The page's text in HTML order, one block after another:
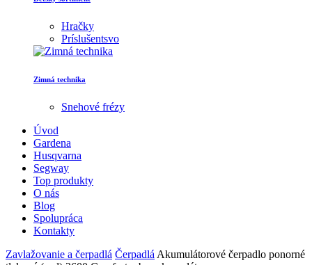
Hračky
Príslušentsvo
Zimná technika
Snehové frézy
Úvod
Gardena
Husqvarna
Segway
Top produkty
O nás
Blog
Spolupráca
Kontakty
Zavlažovanie a čerpadlá Čerpadlá Akumulátorové čerpadlo ponorné